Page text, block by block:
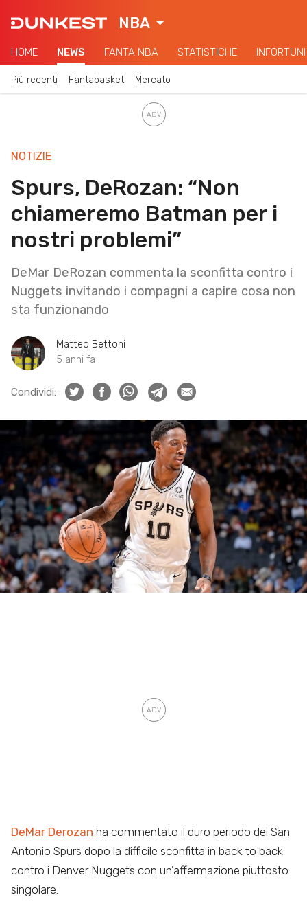
NBA
HOME NEWS FANTA NBA STATISTICHE INFORTUNI
Più recenti Fantabasket Mercato
NOTIZIE
Spurs, DeRozan: “Non
chiameremo Batman per i
nostri problemi”
DeMar DeRozan commenta la sconfitta contro i
Nuggets invitando i compagni a capire cosa non
sta funzionando
Matteo Bettoni
5 anni fa
Condividi:
DeMar Derozan ha commentato il duro periodo dei San
Antonio Spurs dopo la difficile sconfitta in back to back
contro i Denver Nuggets con un’affermazione piuttosto
singolare.